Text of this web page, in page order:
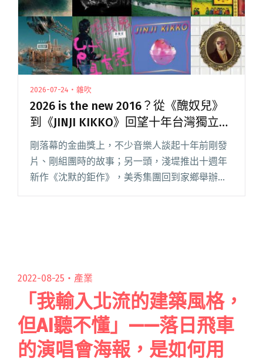
2026-07-24・雜吹
2026 is the new 2016？從《醜奴兒》
到《JINJI KIKKO》回望十年台灣獨立音
樂風潮
剛落幕的金曲獎上，不少音樂人談起十年前剛發
片、剛組團時的故事；另一頭，淺堤推出十週年
新作《沈默的鉅作》，美秀集團回到家鄉舉辦十
週年紀念演唱會，9m88 也迎來出道十年。回頭
2022-08-25・ 產業
「我輸入北流的建築風格，
但AI聽不懂」——落日飛車
的演唱會海報，是如何用